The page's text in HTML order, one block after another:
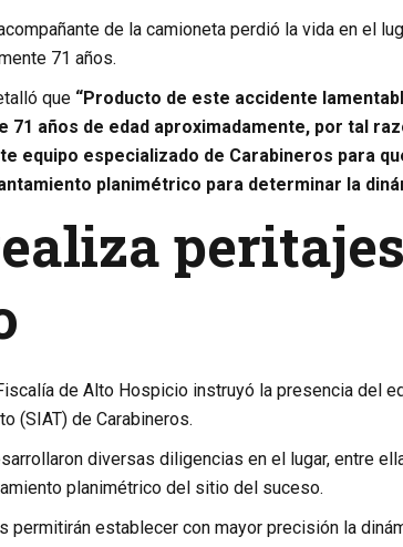
de la camioneta perdió la vida en el
71 años.
que “Producto de este accidente
71 años de edad aproximadamente, por tal
equipo especializado de Carabineros para
planimétrico para determinar la
de Alto Hospicio instruyó la presencia del
(SIAT) de Carabineros.
diversas diligencias en el lugar, entre
planimétrico del sitio del suceso.
permitirán establecer con mayor precisión la